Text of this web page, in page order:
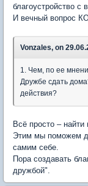
благоустройство с
И вечный вопрос
Vonzales, on
1. Чем, по ее
Дружбе сдать
действия?
Всё просто –
Этим мы поможем
самим себе.
Пора создавать
дружбой".